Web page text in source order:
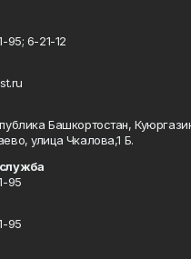
95; 6-21-12
Башкортостан,
улица Чкалова,1 Б.
95
95